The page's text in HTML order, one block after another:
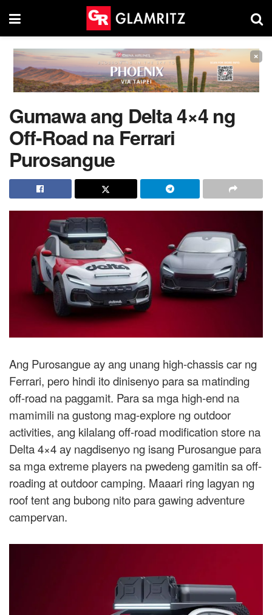
×
Gumawa ang Delta 4×4 ng
Off-Road na Ferrari
Purosangue
Ang Purosangue ay ang unang high-chassis car ng
Ferrari, pero hindi ito dinisenyo para sa matinding
off-road na paggamit. Para sa mga high-end na
mamimili na gustong mag-explore ng outdoor
activities, ang kilalang off-road modification store na
Delta 4×4 ay nagdisenyo ng isang Purosangue para
sa mga extreme players na pwedeng gamitin sa off-
roading at outdoor camping. Maaari ring lagyan ng
roof tent ang bubong nito para gawing adventure
campervan.